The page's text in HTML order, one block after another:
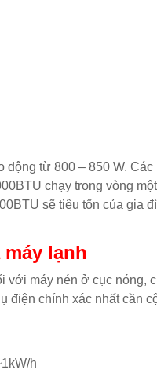
từ 800 – 850 W.
chạy trong vòng
sẽ tiêu tốn của gia
lạnh
với máy nén ở cục nóng,
điện chính xác nhất cần
h